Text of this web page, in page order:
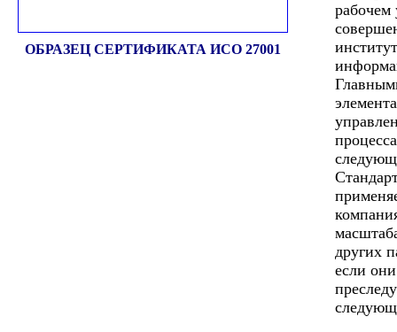
ОБРАЗЕЦ СЕРТИФИКАТА ИСО 27001
рабочем
других
если они